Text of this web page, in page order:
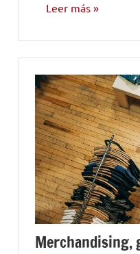
Leer más
MÚSICOS
Merchandising,